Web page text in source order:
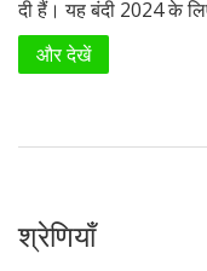
दी हैं। यह बंदी 2024 के
दिन एक्विटी सेगमेंट,
प्रभावित रहेंगे। पूरे वर्ष
और देखें
श्रेणियाँ